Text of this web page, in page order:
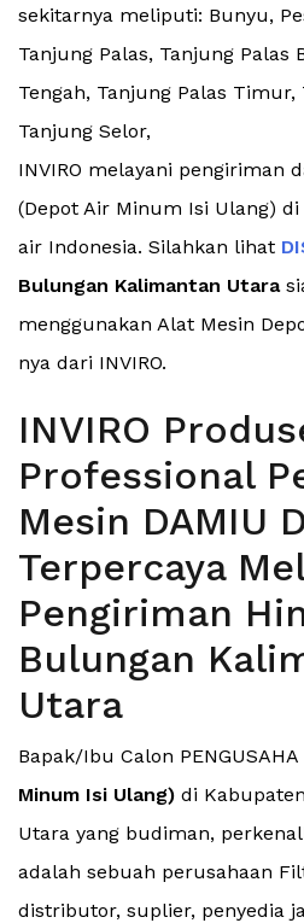
sekitarnya meliputi: Bunyu,
Tanjung Palas, Tanjung Palas
Tengah, Tanjung Palas
Tanjung Selor,
INVIRO melayani pengiriman
(Depot Air Minum Isi Ulang)
air Indonesia. Silahkan lihat
Bulungan Kalimantan Utara
menggunakan Alat Mesin
nya dari INVIRO.
INVIRO
Professional
Mesin DAMIU
Terpercaya
Pengiriman
Bulungan
Utara
Bapak/Ibu Calon PENGUSAHA
Minum Isi Ulang) di
Utara yang budiman,
adalah sebuah perusahaan
distributor, suplier, penyedia